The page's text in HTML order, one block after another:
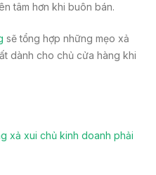
tâm hơn khi buôn bán.
sẽ tổng hợp những mẹo xả
dành cho chủ cửa hàng khi
xả xui chủ kinh doanh phải